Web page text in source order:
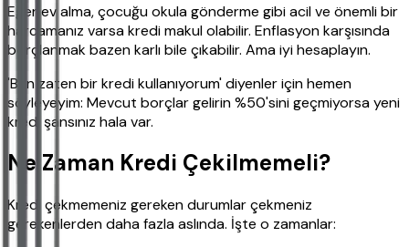
Eğer ev alma, çocuğu okula gönderme gibi acil ve önemli bir
harcamanız varsa kredi makul olabilir. Enflasyon karşısında
borçlanmak bazen karlı bile çıkabilir. Ama iyi hesaplayın.
'Ben zaten bir kredi kullanıyorum' diyenler için hemen
söyleyeyim: Mevcut borçlar gelirin %50'sini geçmiyorsa yeni
kredi şansınız hala var.
Ne Zaman Kredi Çekilmemeli?
Kredi çekmemeniz gereken durumlar çekmeniz
gerekenlerden daha fazla aslında. İşte o zamanlar: